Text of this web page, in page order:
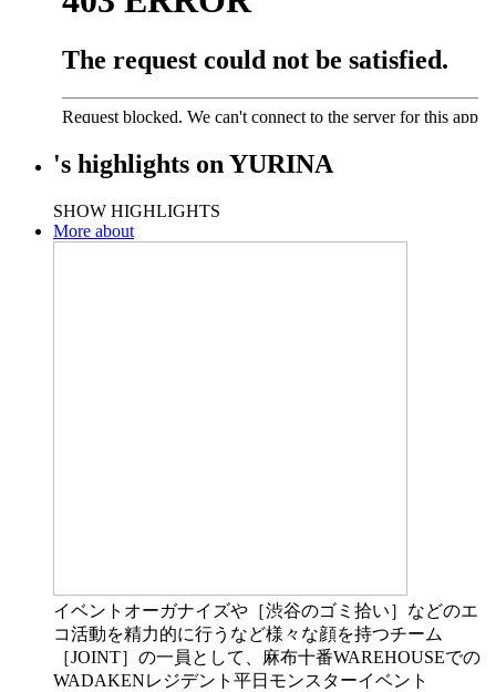
's highlights on YURINA
SHOW HIGHLIGHTS
More about
イベントオーガナイズや［渋谷のゴミ拾い］などのエ
コ活動を精力的に行うなど様々な顔を持つチーム
［JOINT］の一員として、麻布十番WAREHOUSEでの
WADAKENレジデント平日モンスターイベント